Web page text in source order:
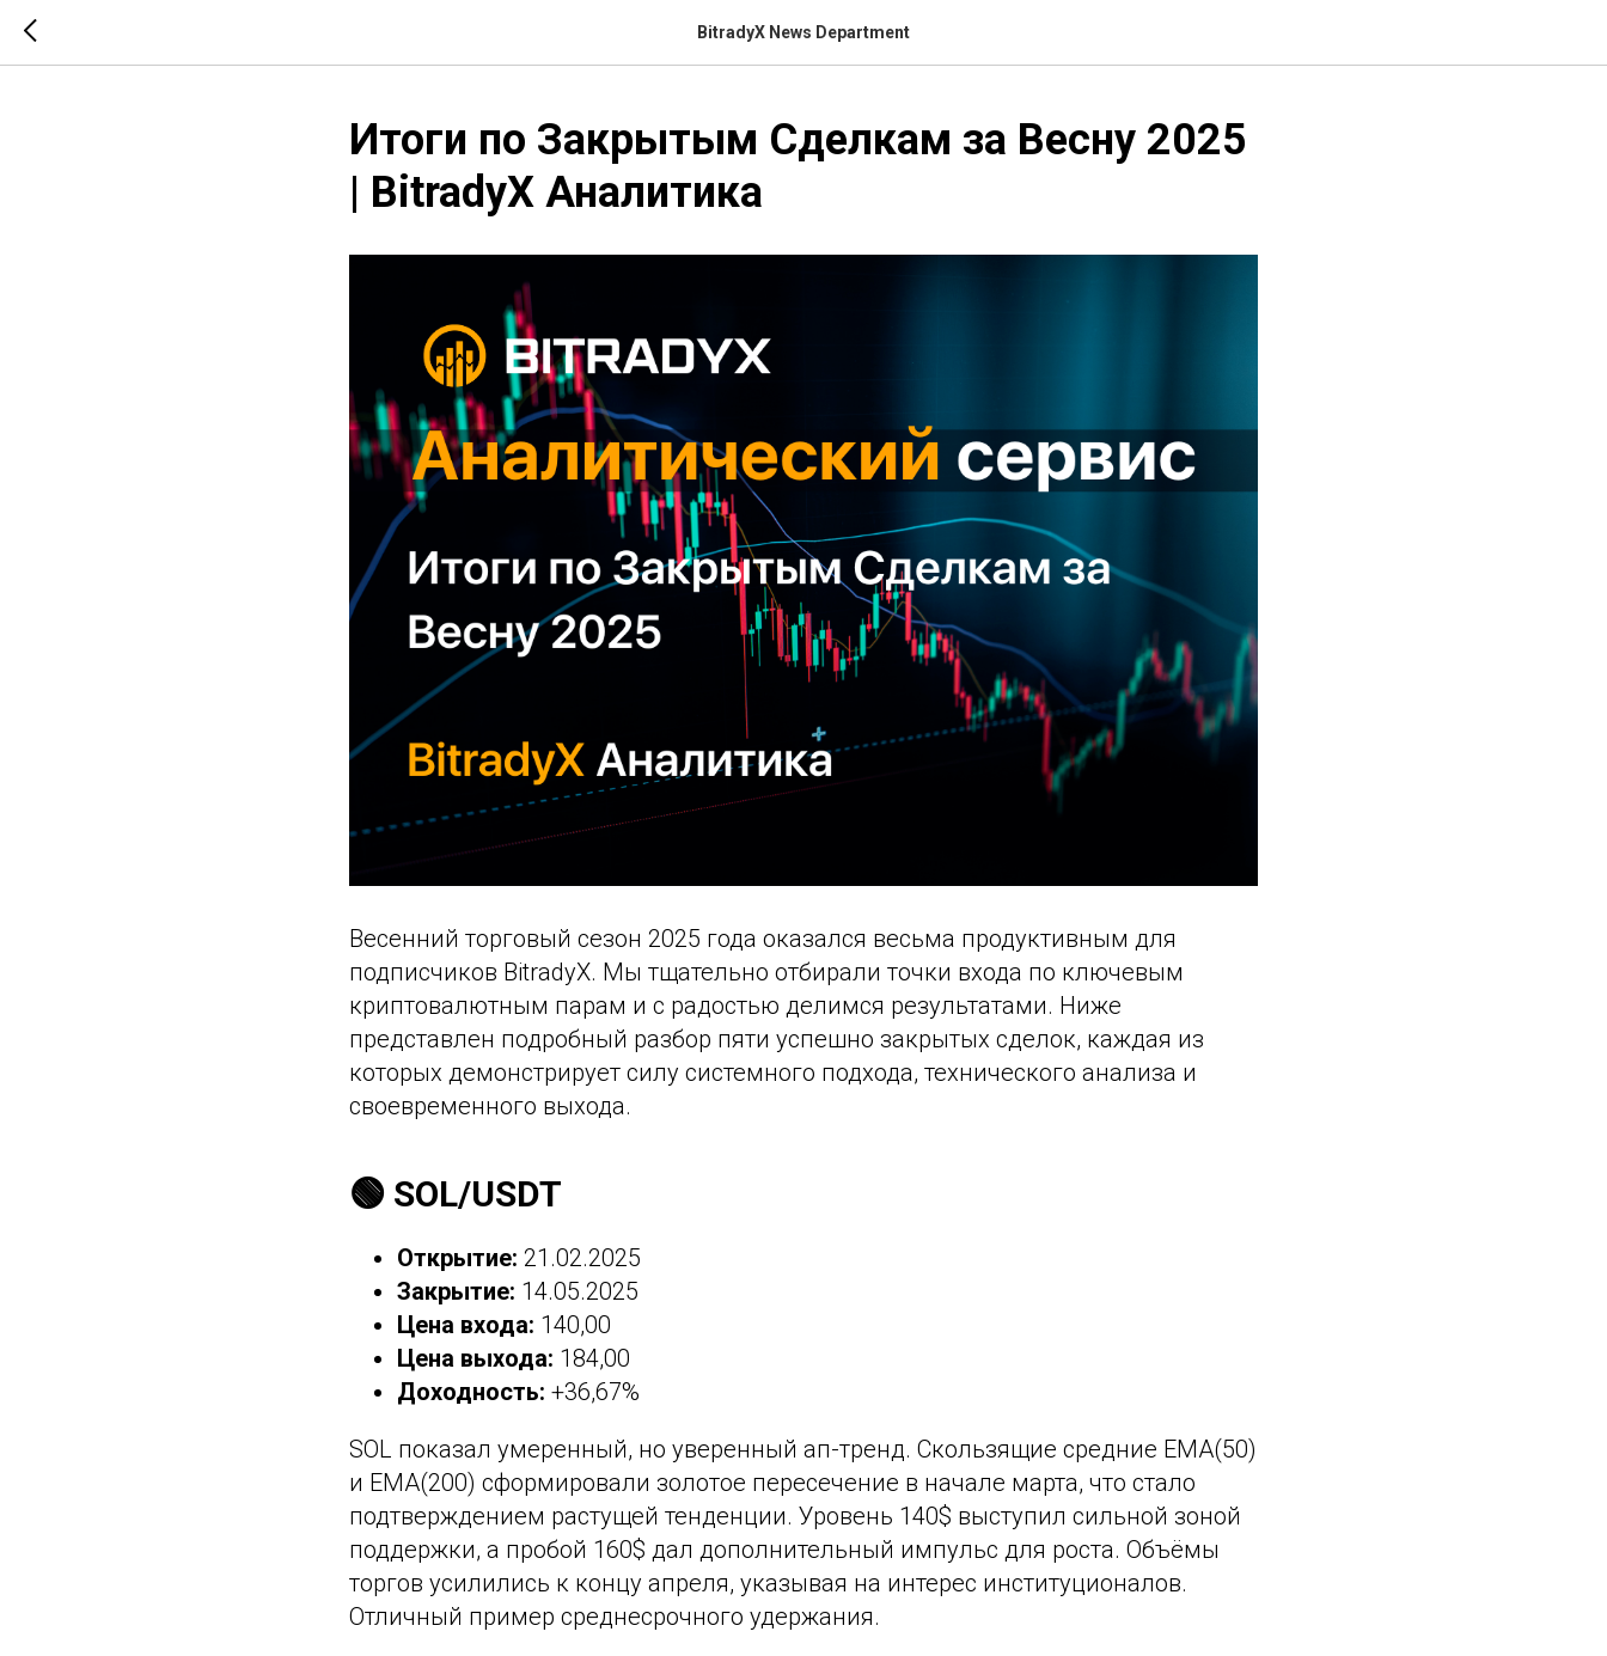
BitradyX News Department
Итоги по Закрытым Сделкам за Весну 2025
| BitradyX Аналитика
Весенний торговый сезон 2025 года оказался весьма продуктивным для
подписчиков BitradyX. Мы тщательно отбирали точки входа по ключевым
криптовалютным парам и с радостью делимся результатами. Ниже
представлен подробный разбор пяти успешно закрытых сделок, каждая из
которых демонстрирует силу системного подхода, технического анализа и
своевременного выхода.
🟢 SOL/USDT
Открытие: 21.02.2025
Закрытие: 14.05.2025
Цена входа: 140,00
Цена выхода: 184,00
Доходность: +36,67%
SOL показал умеренный, но уверенный ап-тренд. Скользящие средние EMA(50)
и EMA(200) сформировали золотое пересечение в начале марта, что стало
подтверждением растущей тенденции. Уровень 140$ выступил сильной зоной
поддержки, а пробой 160$ дал дополнительный импульс для роста. Объёмы
торгов усилились к концу апреля, указывая на интерес институционалов.
Отличный пример среднесрочного удержания.